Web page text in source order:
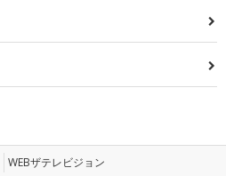
WEBザテレビジョン